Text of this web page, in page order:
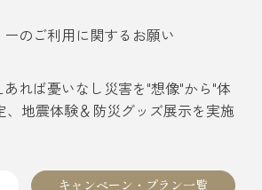
のご利用に関するお願い
あれば憂いなし災害を"想像"から"体
、地震体験＆防災グッズ展示を実施
キャンペーン・プラン一覧